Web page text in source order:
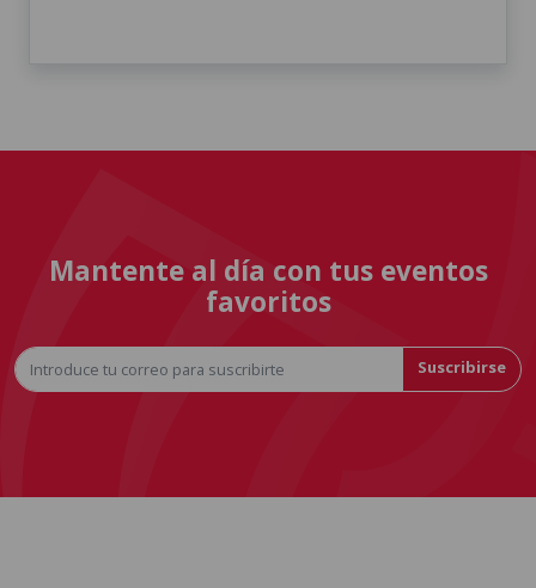
Mantente al día con tus eventos
favoritos
Suscribirse